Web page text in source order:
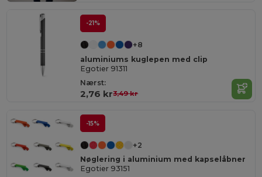
-21%
+8
aluminiums kuglepen med clip
Egotier 91311
Nærst:
2,76 kr3,49 kr
-15%
+2
Nøglering i aluminium med kapselåbner
Egotier 93151